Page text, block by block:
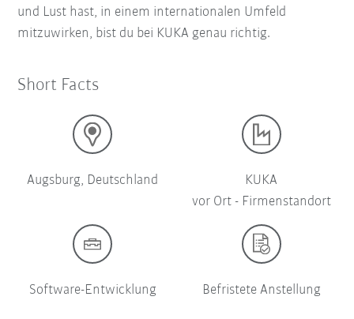
und Lust hast, in einem internationalen Umfeld
mitzuwirken, bist du bei KUKA genau richtig.
Short Facts
Augsburg, Deutschland
KUKA
vor Ort - Firmenstandort
Software-Entwicklung Befristete Anstellung